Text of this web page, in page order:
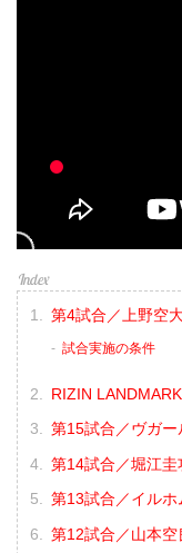
第4試合／上野空
試合実施の条件
RIZIN
第15試合／ヴガ
第14試合／堀江
第13試合／イル
第12試合／山本